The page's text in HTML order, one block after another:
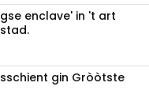
enclave' in 't art
gin Gròòtste